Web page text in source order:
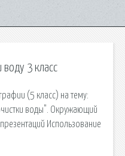
воду 3 класс
(5 класс) на тему:
воды". Окружающий
Использование